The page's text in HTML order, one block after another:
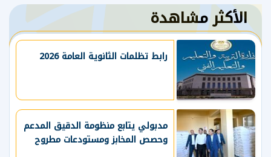
الأكثر مشاهدة
رابط تظلمات الثانوية العامة 2026
مدبولي يتابع منظومة الدقيق المدعم
وحصص المخابز ومستودعات مطروح